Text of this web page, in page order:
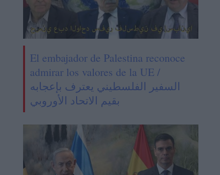
El embajador de Palestina reconoce
admirar los valores de la UE /
السفير الفلسطيني يعترف بإعجابه
بقيم الاتحاد الأوروبي